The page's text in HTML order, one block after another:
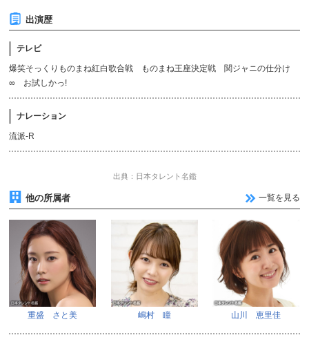
出演歴
テレビ
爆笑そっくりものまね紅白歌合戦 ものまね王座決定戦 関ジャニの仕分け
∞ お試しかっ!
ナレーション
流派-R
出典：日本タレント名鑑
他の所属者 一覧を見る
重盛 さと美 嶋村 瞳 山川 恵里佳